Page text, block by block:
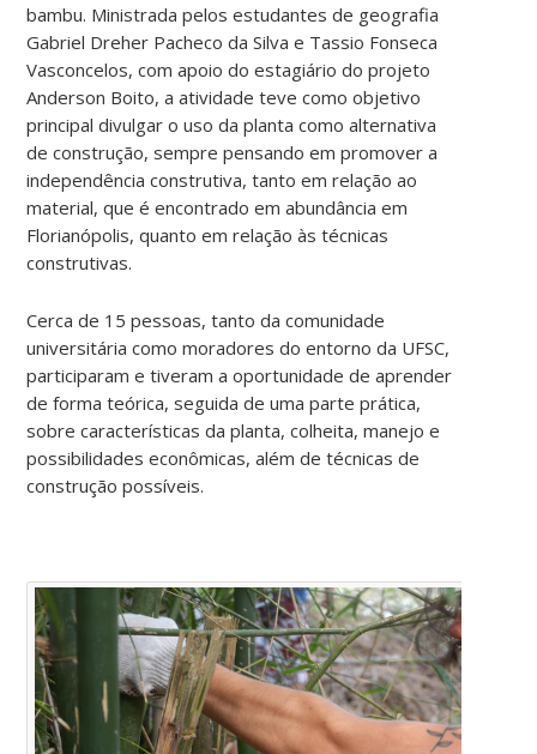
bambu. Ministrada pelos estudantes de geografia
Gabriel Dreher Pacheco da Silva e Tassio Fonseca
Vasconcelos, com apoio do estagiário do projeto
Anderson Boito, a atividade teve como objetivo
principal divulgar o uso da planta como alternativa
de construção, sempre pensando em promover a
independência construtiva, tanto em relação ao
material, que é encontrado em abundância em
Florianópolis, quanto em relação às técnicas
construtivas.
Cerca de 15 pessoas, tanto da comunidade
universitária como moradores do entorno da UFSC,
participaram e tiveram a oportunidade de aprender
de forma teórica, seguida de uma parte prática,
sobre características da planta, colheita, manejo e
possibilidades econômicas, além de técnicas de
construção possíveis.